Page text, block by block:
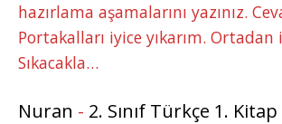
hazırlama aşamalarını yazınız.
Portakalları iyice yıkarım. Ortadan
Sıkacakla…
Nuran - 2. Sınıf Türkçe 1.